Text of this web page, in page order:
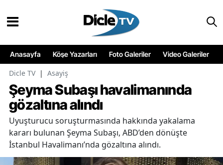
Anasayfa Köşe Yazarları Foto Galeriler Video Galeriler
Dicle TV | Asayiş
Şeyma Subaşı havalimanında
gözaltına alındı
Uyuşturucu soruşturmasında hakkında yakalama
kararı bulunan Şeyma Subaşı, ABD’den dönüşte
İstanbul Havalimanı’nda gözaltına alındı.